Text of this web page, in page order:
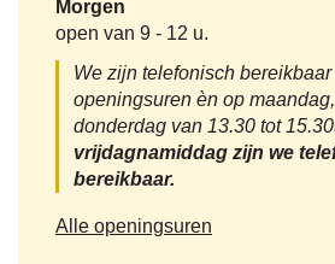
Morgen
open van 9 - 12 u.
We zijn telefonisch
openingsuren èn op
donderdag van 13.30 tot
vrijdagnamiddag zijn we
bereikbaar.
Alle openingsuren